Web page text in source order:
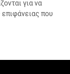
για να
που